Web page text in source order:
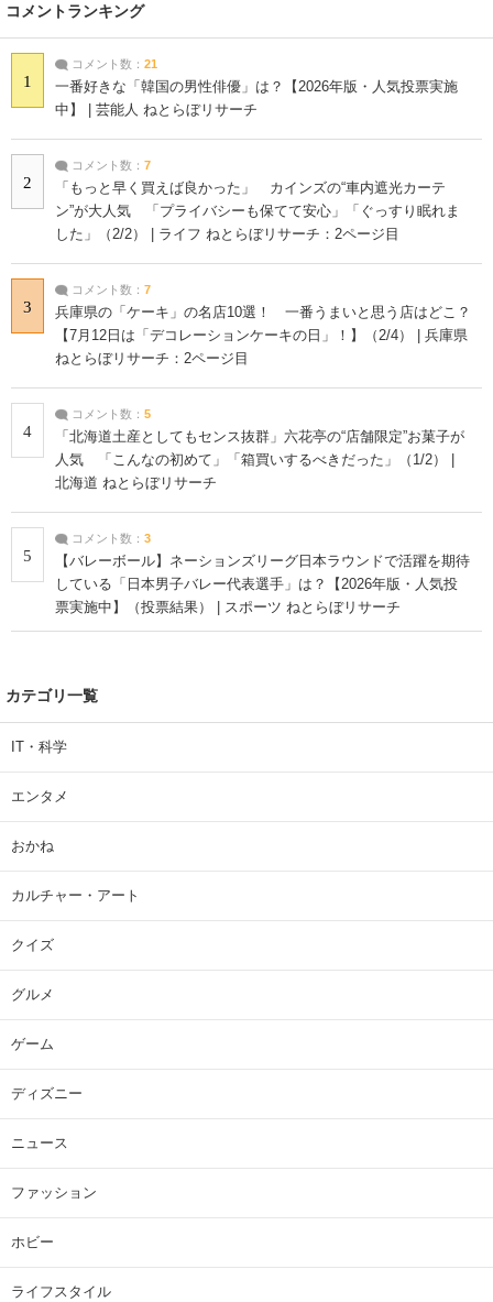
コメントランキング
1
コメント数： 21
一番好きな「韓国の男性俳優」は？【2026年版・人気投票実施
中】 | 芸能人 ねとらぼリサーチ
2
コメント数： 7
「もっと早く買えば良かった」 カインズの“車内遮光カーテ
ン”が大人気 「プライバシーも保てて安心」「ぐっすり眠れま
した」（2/2） | ライフ ねとらぼリサーチ：2ページ目
3
コメント数： 7
兵庫県の「ケーキ」の名店10選！ 一番うまいと思う店はどこ？
【7月12日は「デコレーションケーキの日」！】（2/4） | 兵庫県
ねとらぼリサーチ：2ページ目
4
コメント数： 5
「北海道土産としてもセンス抜群」六花亭の“店舗限定”お菓子が
人気 「こんなの初めて」「箱買いするべきだった」（1/2） |
北海道 ねとらぼリサーチ
5
コメント数： 3
【バレーボール】ネーションズリーグ日本ラウンドで活躍を期待
している「日本男子バレー代表選手」は？【2026年版・人気投
票実施中】（投票結果） | スポーツ ねとらぼリサーチ
カテゴリ一覧
IT・科学
エンタメ
おかね
カルチャー・アート
クイズ
グルメ
ゲーム
ディズニー
ニュース
ファッション
ホビー
ライフスタイル